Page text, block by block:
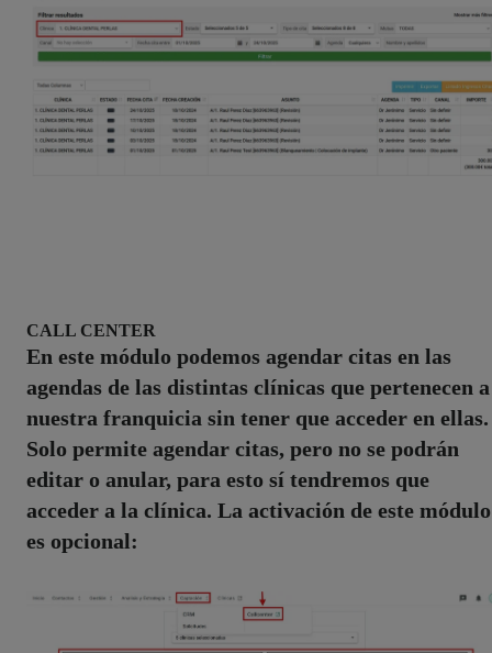
CALL CENTER
En este módulo podemos agendar citas en las
agendas de las distintas clínicas que pertenecen a
nuestra franquicia sin tener que acceder en ellas.
Solo permite agendar citas, pero no se podrán
editar o anular, para esto sí tendremos que
acceder a la clínica. La activación de este módulo
es opcional: